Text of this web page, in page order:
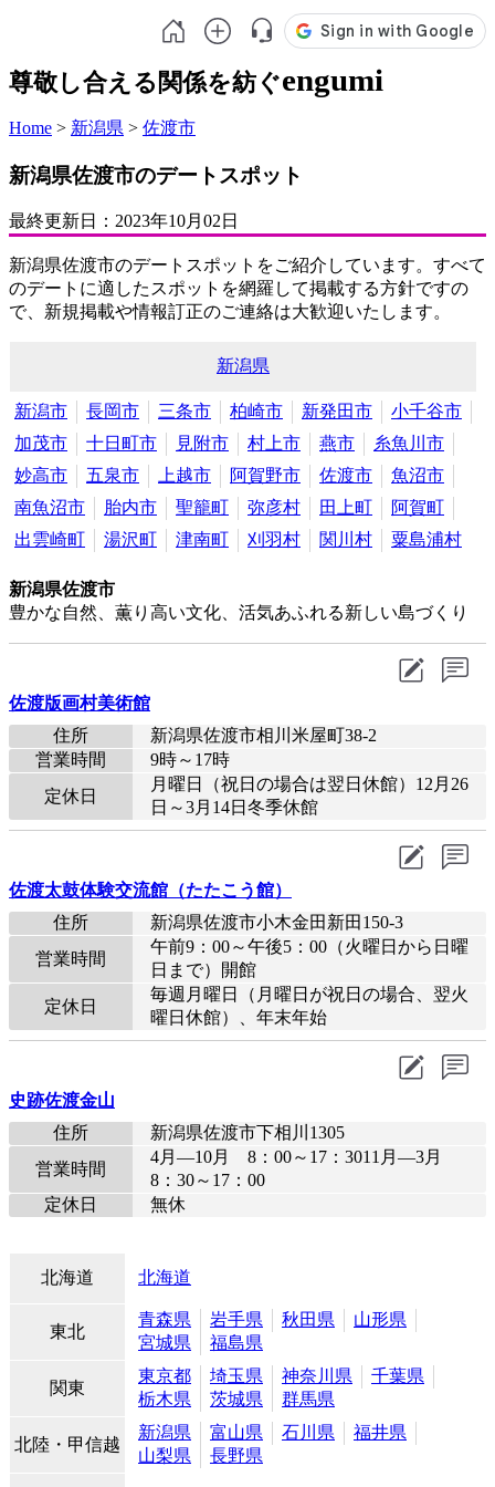
尊敬し合える関係を紡ぐengumi
Home > 新潟県 > 佐渡市
新潟県佐渡市のデートスポット
最終更新日： 2023年10月02日
新潟県佐渡市のデートスポットをご紹介しています。すべて
のデートに適したスポットを網羅して掲載する方針ですの
で、新規掲載や情報訂正のご連絡は大歓迎いたします。
新潟県
新潟市 長岡市 三条市 柏崎市 新発田市
小千谷市
加茂市
十日町市 見附市 村上市 燕市
糸魚川市
妙高市
五泉市 上越市 阿賀野市 佐渡市
魚沼市
南魚沼市
胎内市 聖籠町 弥彦村 田上町
阿賀町
出雲崎町
湯沢町 津南町 刈羽村 関川村 粟島浦村
新潟県佐渡市
豊かな自然、薫り高い文化、活気あふれる新しい島づくり
佐渡版画村美術館
住所
新潟県佐渡市相川米屋町38-2
営業時間
9時～17時
定休日
月曜日（祝日の場合は翌日休館）12月26
日～3月14日冬季休館
佐渡太鼓体験交流館（たたこう館）
住所
新潟県佐渡市小木金田新田150-3
営業時間
午前9：00～午後5：00（火曜日から日曜
日まで）開館
定休日
毎週月曜日（月曜日が祝日の場合、翌火
曜日休館）、年末年始
史跡佐渡金山
住所
新潟県佐渡市下相川1305
営業時間
4月―10月 8：00～17：3011月―3月
8：30～17：00
定休日
無休
北海道 北海道
東北
青森県 岩手県 秋田県
山形県
宮城県
福島県
関東
東京都 埼玉県 神奈川県
千葉県
栃木県
茨城県 群馬県
北陸・甲信越
新潟県 富山県 石川県
福井県
山梨県
長野県